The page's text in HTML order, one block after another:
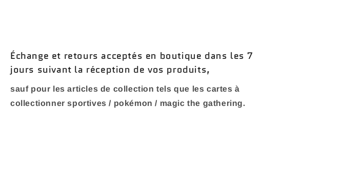
Échange et retours acceptés en boutique dans les 7
jours suivant la réception de vos produits,
sauf pour les articles de collection tels que les cartes à
collectionner sportives / pokémon / magic the gathering.